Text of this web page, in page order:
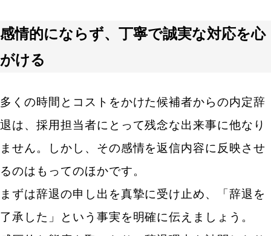
感情的にならず、丁寧で誠実な対応を心
がける
多くの時間とコストをかけた候補者からの内定辞
退は、採用担当者にとって残念な出来事に他なり
ません。しかし、その感情を返信内容に反映させ
るのはもってのほかです。
まずは辞退の申し出を真摯に受け止め、「辞退を
了承した」という事実を明確に伝えましょう。